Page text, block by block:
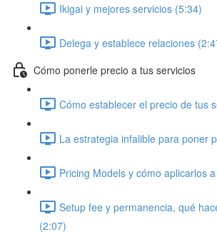
Ikigai y mejores servicios (5:34)
Delega y establece relaciones
Cómo ponerle precio a tus servicios
Cómo establecer el precio de tus
La estrategia infalible para poner
Pricing Models y cómo aplicarlos
Setup fee y permanencia, qué
(2:07)